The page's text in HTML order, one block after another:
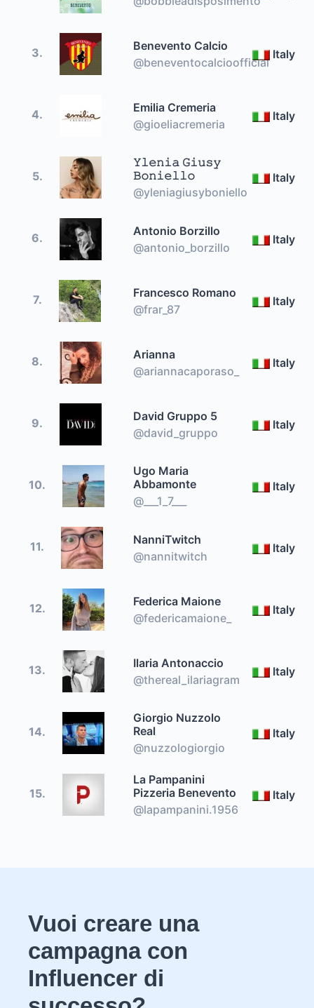
3.
Benevento Calcio
@beneventocalcioofficial
Italy
4.
Emilia Cremeria
@gioeliacremeria
Italy
5.
𝚈𝚕𝚎𝚗𝚒𝚊 𝙶𝚒𝚞𝚜𝚢
𝙱𝚘𝚗𝚒𝚎𝚕𝚕𝚘
@yleniagiusyboniello
Italy
6.
Antonio Borzillo
@antonio_borzillo
Italy
7.
Francesco Romano
@frar_87
Italy
8.
Arianna
@ariannacaporaso_
Italy
9.
David Gruppo 5
@david_gruppo
Italy
10.
Ugo Maria
Abbamonte
@___1_7___
Italy
11.
NanniTwitch
@nannitwitch
Italy
12.
Federica Maione
@federicamaione_
Italy
13.
Ilaria Antonaccio
@thereal_ilariagram
Italy
14.
Giorgio Nuzzolo
Real
@nuzzologiorgio
Italy
15.
La Pampanini
Pizzeria Benevento
@lapampanini.1956
Italy
Vuoi creare una
campagna con
Influencer di